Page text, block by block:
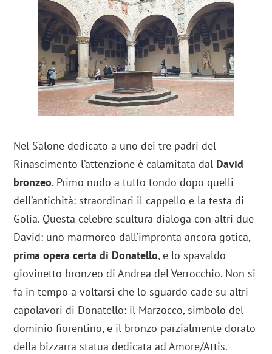
Nel Salone dedicato a uno dei tre padri del
Rinascimento l’attenzione è calamitata dal David
bronzeo. Primo nudo a tutto tondo dopo quelli
dell’antichità: straordinari il cappello e la testa di
Golia. Questa celebre scultura dialoga con altri due
David: uno marmoreo dall’impronta ancora gotica,
prima opera certa di Donatello, e lo spavaldo
giovinetto bronzeo di Andrea del Verrocchio. Non si
fa in tempo a voltarsi che lo sguardo cade su altri
capolavori di Donatello: il Marzocco, simbolo del
dominio fiorentino, e il bronzo parzialmente dorato
della bizzarra statua dedicata ad Amore/Attis.